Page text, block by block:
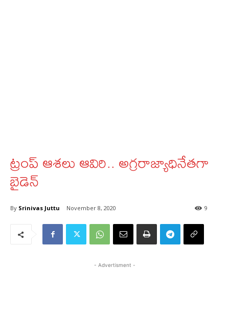
ట్రంప్‌ ఆశలు ఆవిరి.. అగ్రరాజ్యాధినేతగా
బైడెన్
By Srinivas Juttu November 8, 2020 9
- Advertisment -